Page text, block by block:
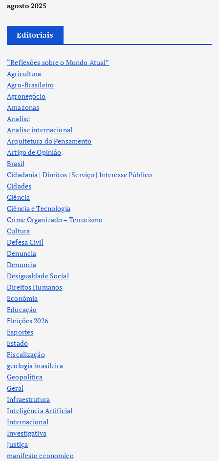
agosto 2025
Editoriais
“Reflexões sobre o Mundo Atual”
Agricultura
Agro-Brasileiro
Agronegócio
Amazonas
Analise
Analise internacional
Arquitetura do Pensamento
Artigo de Opinião
Brasil
Cidadania | Direitos | Serviço | Interesse Público
Cidades
Ciência
Ciência e Tecnologia
Crime Organizado – Terrorismo
Cultura
Defesa Civil
Denuncia
Denuncia
Desigualdade Social
Direitos Humanos
Econômia
Educação
Eleições 2026
Esportes
Estado
Fiscalização
geologia brasileira
Geopolítica
Geral
Infraestrutura
Inteligência Artificial
Internacional
Investigativa
Justiça
manifesto economico